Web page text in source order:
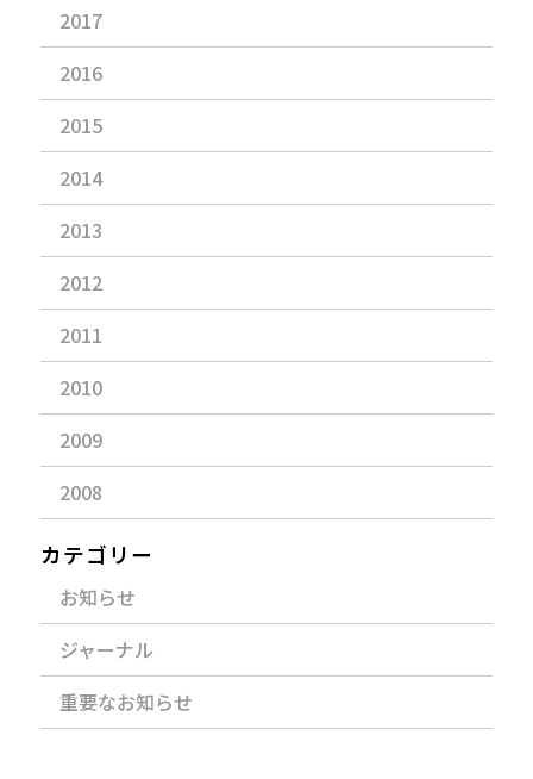
2017
2016
2015
2014
2013
2012
2011
2010
2009
2008
カテゴリー
お知らせ
ジャーナル
重要なお知らせ